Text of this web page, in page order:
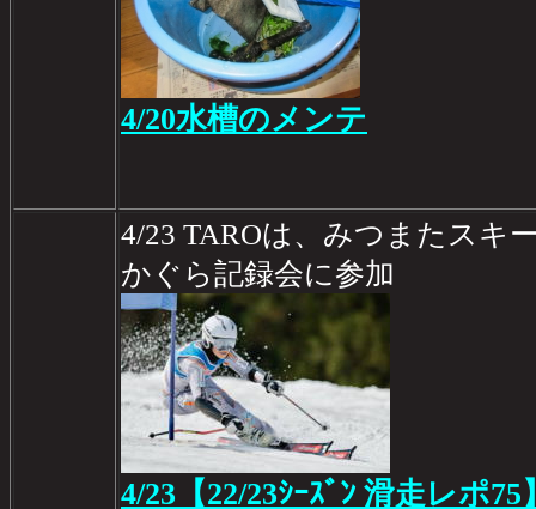
4/20水槽のメンテ
4/23 TAROは、みつまたスキ
かぐら記録会に参加
4/23【22/23ｼｰｽﾞﾝ 滑走レポ75